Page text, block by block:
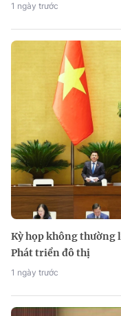
1 ngày trước
Kỳ họp không thường
Phát triển đô thị
1 ngày trước